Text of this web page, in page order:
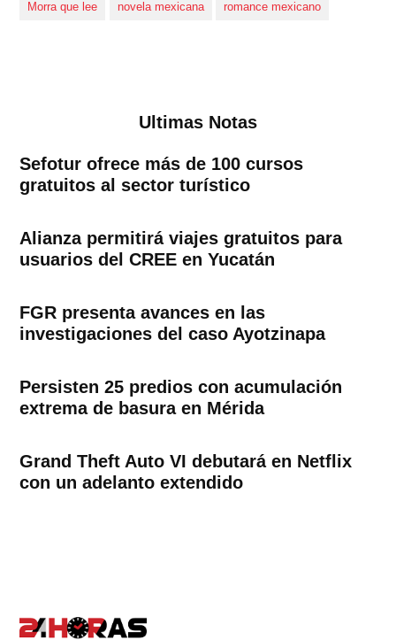
Morra que lee novela mexicana romance mexicano
Ultimas Notas
Sefotur ofrece más de 100 cursos
gratuitos al sector turístico
Alianza permitirá viajes gratuitos para
usuarios del CREE en Yucatán
FGR presenta avances en las
investigaciones del caso Ayotzinapa
Persisten 25 predios con acumulación
extrema de basura en Mérida
Grand Theft Auto VI debutará en Netflix
con un adelanto extendido